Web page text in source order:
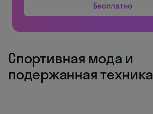
Бесплатно
Спортивная мода и
подержанная техника